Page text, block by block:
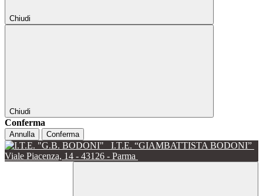
Chiudi
Chiudi
Conferma
Annulla Conferma
I.T.E. “GIAMBATTISTA BODONI”
Viale Piacenza, 14 - 43126 - Parma